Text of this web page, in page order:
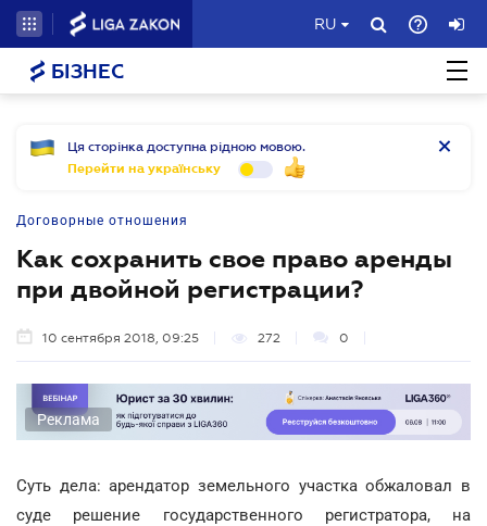
RU
БІЗНЕС
Ця сторінка доступна рідною мовою.
Перейти на українську
Договорные отношения
Как сохранить свое право аренды
при двойной регистрации?
10 сентября 2018, 09:25 272 0
Реклама
Суть дела: арендатор земельного участка обжаловал в
суде решение государственного регистратора, на